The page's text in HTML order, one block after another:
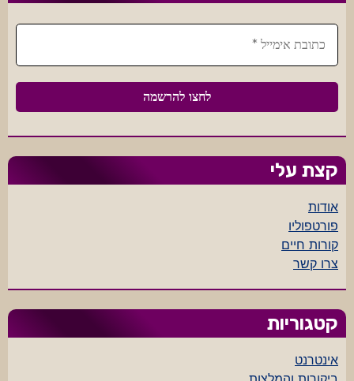
קצת עלי
אודות
פורטפוליו
קורות חיים
צרו קשר
קטגוריות
אינטרנט